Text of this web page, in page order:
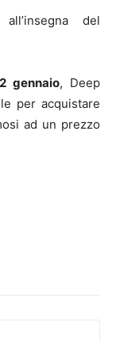
del
gennaio, Deep
per acquistare
ad un prezzo